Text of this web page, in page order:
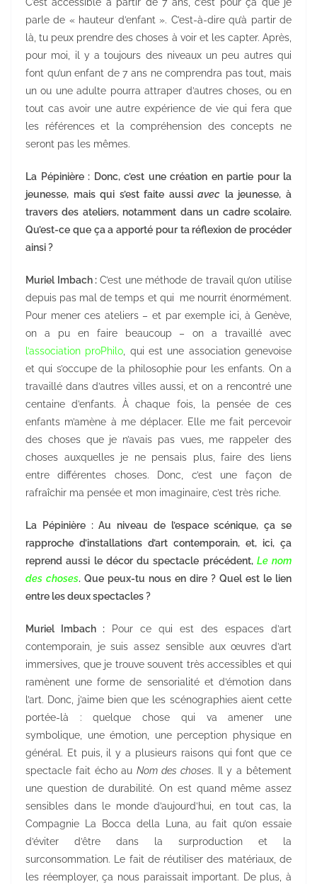
C’est accessible à partir de 7 ans, c’est pour ça que je
parle de « hauteur d’enfant ». C’est-à-dire qu’à partir de
là, tu peux prendre des choses à voir et les capter. Après,
pour moi, il y a toujours des niveaux un peu autres qui
font qu’un enfant de 7 ans ne comprendra pas tout, mais
un ou une adulte pourra attraper d’autres choses, ou en
tout cas avoir une autre expérience de vie qui fera que
les références et la compréhension des concepts ne
seront pas les mêmes.
La Pépinière : Donc, c’est une création en partie pour la
jeunesse, mais qui s’est faite aussiavec la jeunesse, à
travers des ateliers, notamment dans un cadre scolaire.
Qu’est-ce que ça a apporté pour ta réflexion de procéder
ainsi ?
Muriel Imbach : C’est une méthode de travail qu’on utilise
depuis pas mal de temps et qui me nourrit énormément.
Pour mener ces ateliers – et par exemple ici, à Genève,
on a pu en faire beaucoup – on a travaillé avec
l’association proPhilo, qui est une association genevoise
et qui s’occupe de la philosophie pour les enfants. On a
travaillé dans d’autres villes aussi, et on a rencontré une
centaine d’enfants. À chaque fois, la pensée de ces
enfants m’amène à me déplacer. Elle me fait percevoir
des choses que je n’avais pas vues, me rappeler des
choses auxquelles je ne pensais plus, faire des liens
entre différentes choses. Donc, c’est une façon de
rafraîchir ma pensée et mon imaginaire, c’est très riche.
La Pépinière : Au niveau de l’espace scénique, ça se
rapproche d’installations d’art contemporain, et, ici, ça
reprend aussi le décor du spectacle précédent, Le nom
des choses. Que peux-tu nous en dire ? Quel est le lien
entre les deux spectacles ?
Muriel Imbach : Pour ce qui est des espaces d’art
contemporain, je suis assez sensible aux œuvres d’art
immersives, que je trouve souvent très accessibles et qui
ramènent une forme de sensorialité et d’émotion dans
l’art. Donc, j’aime bien que les scénographies aient cette
portée-là : quelque chose qui va amener une
symbolique, une émotion, une perception physique en
général. Et puis, il y a plusieurs raisons qui font que ce
spectacle fait écho auNom des choses. Il y a bêtement
une question de durabilité. On est quand même assez
sensibles dans le monde d’aujourd’hui, en tout cas, la
Compagnie La Bocca della Luna, au fait qu’on essaie
d’éviter d’être dans la surproduction et la
surconsommation. Le fait de réutiliser des matériaux, de
les réemployer, ça nous paraissait important. De plus, à